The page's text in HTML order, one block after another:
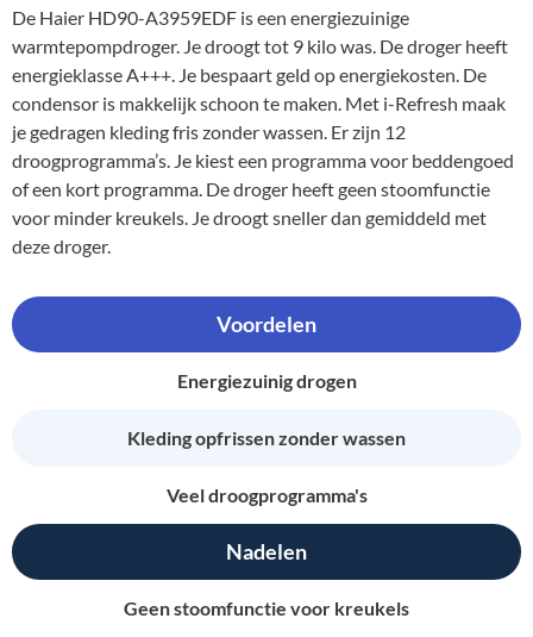
De Haier HD90-A3959EDF is een energiezuinige
warmtepompdroger. Je droogt tot 9 kilo was. De droger heeft
energieklasse A+++. Je bespaart geld op energiekosten. De
condensor is makkelijk schoon te maken. Met i-Refresh maak
je gedragen kleding fris zonder wassen. Er zijn 12
droogprogramma’s. Je kiest een programma voor beddengoed
of een kort programma. De droger heeft geen stoomfunctie
voor minder kreukels. Je droogt sneller dan gemiddeld met
deze droger.
Voordelen
Energiezuinig drogen
Kleding opfrissen zonder wassen
Veel droogprogramma's
Nadelen
Geen stoomfunctie voor kreukels